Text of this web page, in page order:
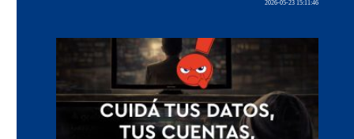
2026-05-23 15:11:46